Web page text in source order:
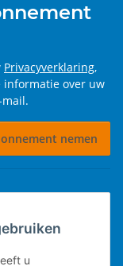
u
Privacyverklaring,
over uw
nemen